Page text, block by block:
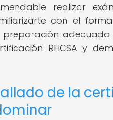
realizar
con el
preparación
RHCSA y
de la